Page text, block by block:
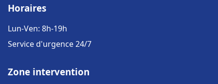
Horaires
Lun-Ven: 8h-19h
Service d'urgence 24/7
Zone intervention